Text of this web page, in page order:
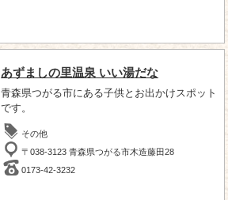
あずましの里温泉 いい湯だな
青森県つがる市にある子供とお出かけスポット
です。
その他
〒038-3123 青森県つがる市木造藤田28
0173-42-3232